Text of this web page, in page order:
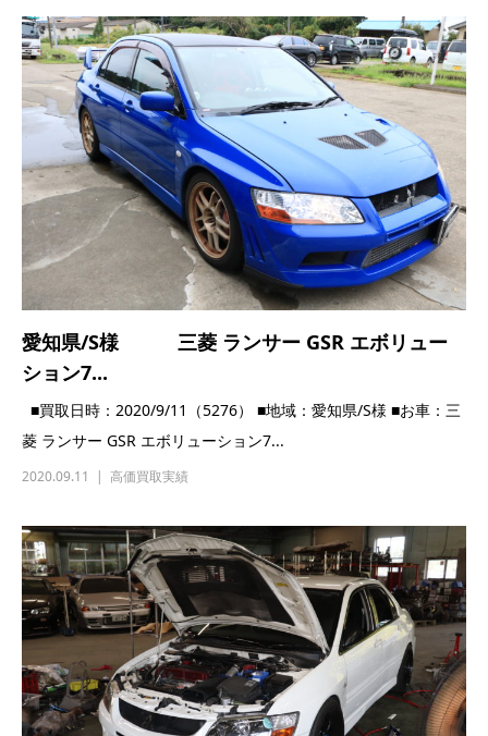
愛知県/S様 三菱 ランサー GSR エボリュー
ション7...
■買取日時：2020/9/11（5276） ■地域：愛知県/S様 ■お車：三
菱 ランサー GSR エボリューション7...
2020.09.11 高価買取実績
栃木県/T様 三菱 ランサー GT エボリューシ
ョン9 ...
■買取日時：2020/7/21(5228) ■地域：栃木県/T様 ■お車：三菱
ランサー GT エボリューション9 ...